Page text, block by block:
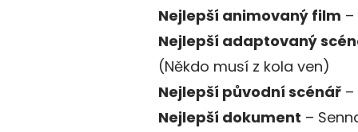
Nejlepší animovaný film
Nejlepší adaptovaný
(Někdo musí z kola ven)
Nejlepší původní scénář
Nejlepší dokument –